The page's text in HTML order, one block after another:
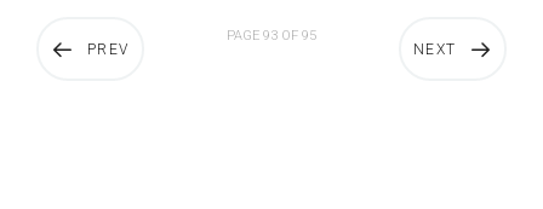
PREV NEXT
PAGE 93 OF 95